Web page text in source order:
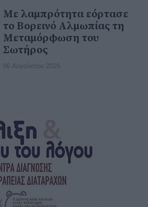
Με λαμπρότητα εόρτασε
το Βορεινό Αλμωπίας τη
Μεταμόρφωση του
Σωτήρος
06 Αυγούστου 2026